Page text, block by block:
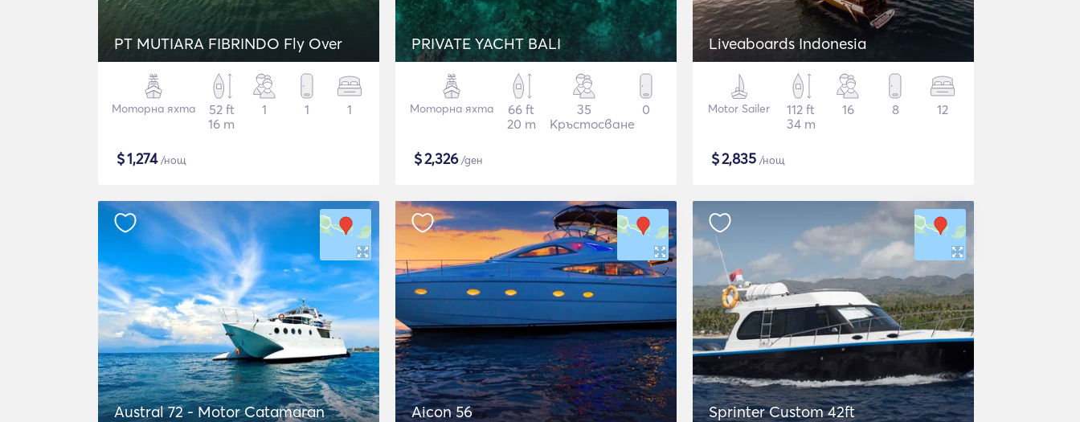
PT MUTIARA FIBRINDO Fly Over
Моторна яхта
52 ft
16 m
1 1 1
$1,274/нощ
PRIVATE YACHT BALI
Моторна яхта
66 ft
20 m
35
Кръстосване
0
$2,326/ден
Liveaboards Indonesia
Motor Sailer
112 ft
34 m
16 8 12
$2,835 /нощ
Austral 72 - Motor Catamaran Aicon 56 Sprinter Custom 42ft